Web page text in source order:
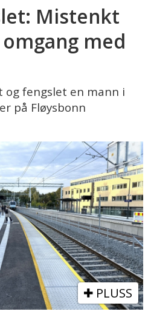
Mistenkt
med
fengslet en mann i
på Fløysbonn
PLUSS